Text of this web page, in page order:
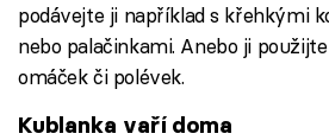
podávejte ji například s křehkými
nebo palačinkami. Anebo ji
omáček či polévek.
Kublanka vaří doma